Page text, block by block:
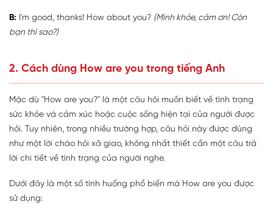
B: I'm good, thanks! How about you? (Mình khỏe, cảm ơn! Còn
bạn thì sao?)
2. Cách dùng How are you trong tiếng Anh
Mặc dù "How are you?" là một câu hỏi muốn biết về tình trạng
sức khỏe và cảm xúc hoặc cuộc sống hiện tại của người được
hỏi. Tuy nhiên, trong nhiều trường hợp, câu hỏi này được dùng
như một lời chào hỏi xã giao, không nhất thiết cần một câu trả
lời chi tiết về tình trạng của người nghe.
Dưới đây là một số tình huống phổ biến mà How are you được
sử dụng: